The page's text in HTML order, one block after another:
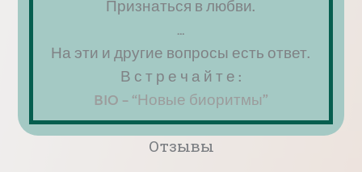
Клиенты
42
Отзывы
Признаться в любви.
…
На эти и другие вопросы есть ответ.
В с т р е ч а й т е :
BIO – “Новые биоритмы”